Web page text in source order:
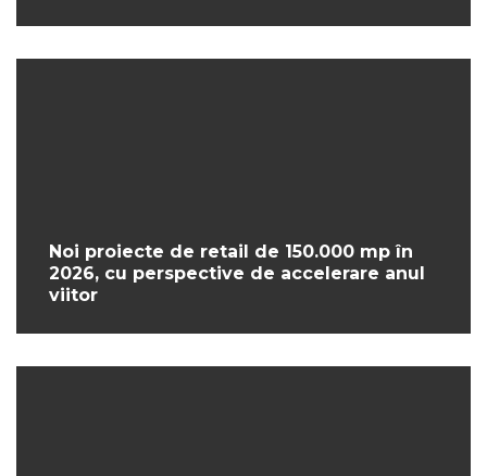
Noi proiecte de retail de 150.000 mp în
2026, cu perspective de accelerare anul
viitor